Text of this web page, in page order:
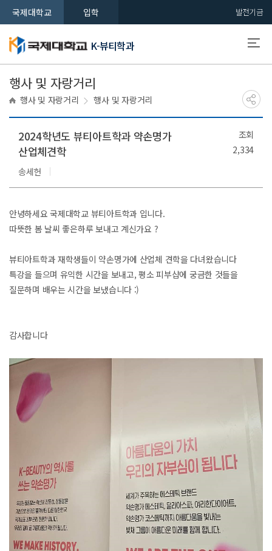
국제대학교 입학 발전기금
K-뷰티학과
행사 및 자랑거리 행사 및 자랑거리
행사 및 자랑거리
2024학년도 뷰티아트학과 약손명가
산업체견학
조회
2,334
송세헌
안녕하세요 국제대학교 뷰티아트학과 입니다.
따뜻한 봄 날씨 좋은하루 보내고 계신가요 ?
뷰티아트학과 재학생들이 약손명가에 산업체 견학을 다녀왔습니다
특강을 들으며 유익한 시간을 보내고, 평소 피부샵에 궁금한 것들을
질문하며 배우는 시간을 보냈습니다 :)
감사합니다